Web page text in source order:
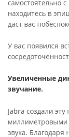
самостоятельно
находитесь в
даст вас
У вас появился
Увеличенные
звучание.
Jabra создали
звука.